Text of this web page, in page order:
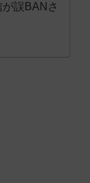
誤BANさ